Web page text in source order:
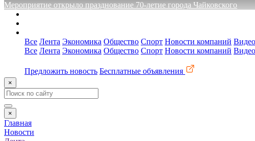
Мероприятие открыло празднование 70-летие города Чайковского
Все Лента Экономика Общество Спорт Новости компаний Видео
Все Лента Экономика Общество Спорт Новости компаний Видео
Предложить новость Бесплатные объявления
×
×
Главная
Новости